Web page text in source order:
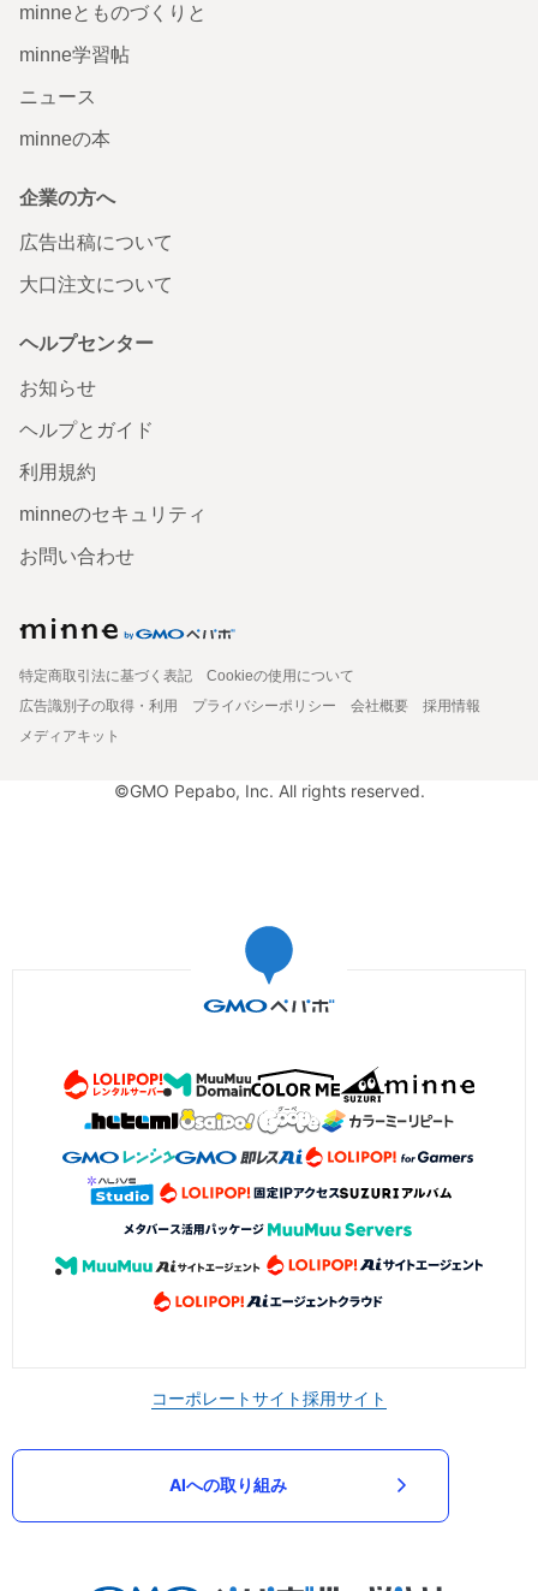
minneとものづくりと
minne学習帖
ニュース
minneの本
企業の方へ
広告出稿について
大口注文について
ヘルプセンター
お知らせ
ヘルプとガイド
利用規約
minneのセキュリティ
お問い合わせ
特定商取引法に基づく表記
Cookieの使用について
広告識別子の取得・利用
プライバシーポリシー 会社概要
採用情報
メディアキット
©GMO Pepabo, Inc. All rights reserved.
コーポレートサイト採用サイト
AIへの取り組み